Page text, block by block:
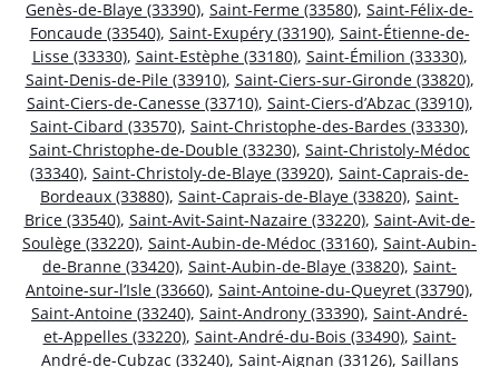
Genès-de-Blaye (33390), Saint-Ferme (33580), Saint-Félix-de-
Foncaude (33540), Saint-Exupéry (33190), Saint-Étienne-de-
Lisse (33330), Saint-Estèphe (33180), Saint-Émilion (33330),
Saint-Denis-de-Pile (33910), Saint-Ciers-sur-Gironde (33820),
Saint-Ciers-de-Canesse (33710), Saint-Ciers-d’Abzac (33910),
Saint-Cibard (33570), Saint-Christophe-des-Bardes (33330),
Saint-Christophe-de-Double (33230), Saint-Christoly-Médoc
(33340), Saint-Christoly-de-Blaye (33920), Saint-Caprais-de-
Bordeaux (33880), Saint-Caprais-de-Blaye (33820), Saint-
Brice (33540), Saint-Avit-Saint-Nazaire (33220), Saint-Avit-de-
Soulège (33220), Saint-Aubin-de-Médoc (33160), Saint-Aubin-
de-Branne (33420), Saint-Aubin-de-Blaye (33820), Saint-
Antoine-sur-l’Isle (33660), Saint-Antoine-du-Queyret (33790),
Saint-Antoine (33240), Saint-Androny (33390), Saint-André-
et-Appelles (33220), Saint-André-du-Bois (33490), Saint-
André-de-Cubzac (33240), Saint-Aignan (33126), Saillans